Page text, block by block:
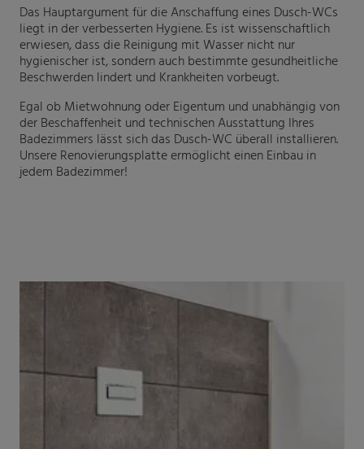
Das Hauptargument für die Anschaffung eines Dusch-WCs
liegt in der verbesserten Hygiene. Es ist wissenschaftlich
erwiesen, dass die Reinigung mit Wasser nicht nur
hygienischer ist, sondern auch bestimmte gesundheitliche
Beschwerden lindert und Krankheiten vorbeugt.
Egal ob Mietwohnung oder Eigentum und unabhängig von
der Beschaffenheit und technischen Ausstattung Ihres
Badezimmers lässt sich das Dusch-WC überall installieren.
Unsere Renovierungsplatte ermöglicht einen Einbau in
jedem Badezimmer!